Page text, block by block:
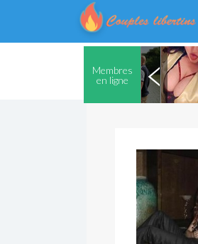
Membres
en ligne